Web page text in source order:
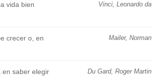
Vinci, Leonardo da
vida bien
Mailer, Norman
crecer o, en
Du Gard, Roger Martin
en saber elegir